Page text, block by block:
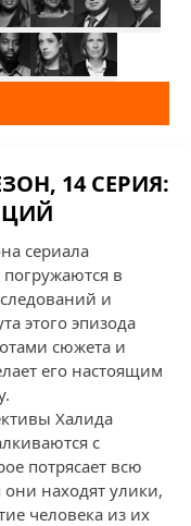
14 СЕРИЯ:
сериала
в
и
этого эпизода
сюжета и
его настоящим
Халида
с
потрясает всю
находят улики,
человека из их